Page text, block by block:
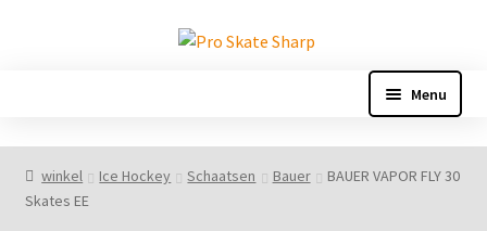
Menu
Home
Afrekenen
winkel Ice Hockey Schaatsen Bauer
BAUER VAPOR FLY 30
Skates EE